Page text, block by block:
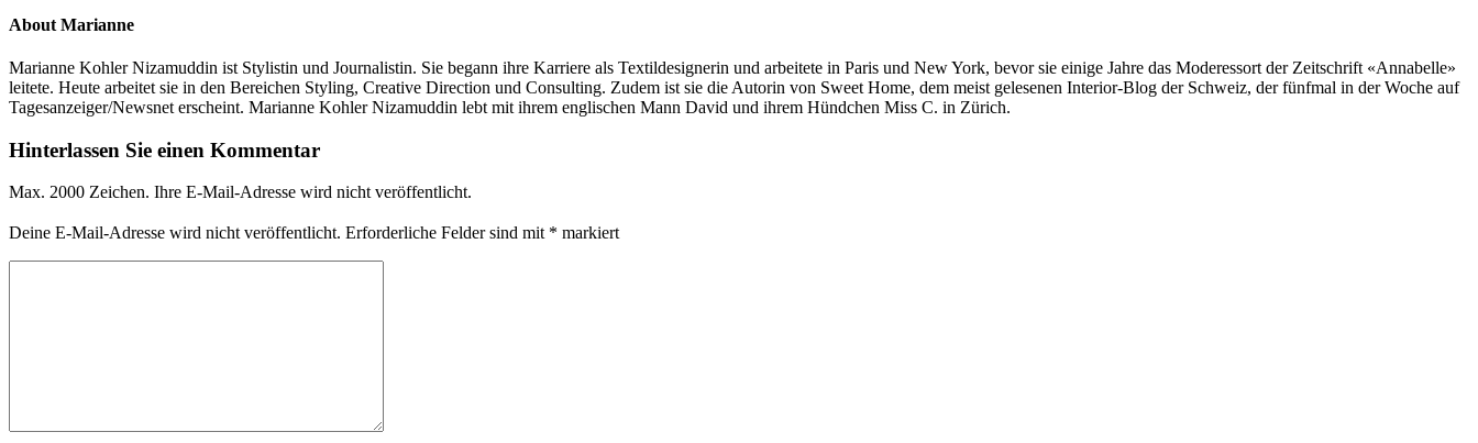
About Marianne
Marianne Kohler Nizamuddin ist Stylistin und Journalistin. Sie begann ihre Karriere als Textildesignerin und arbeitete in Paris und New York, bevor sie einige Jahre das Moderessort der Zeitschrift «Annabelle»
leitete. Heute arbeitet sie in den Bereichen Styling, Creative Direction und Consulting. Zudem ist sie die Autorin von Sweet Home, dem meist gelesenen Interior-Blog der Schweiz, der fünfmal in der Woche auf
Tagesanzeiger/Newsnet erscheint. Marianne Kohler Nizamuddin lebt mit ihrem englischen Mann David und ihrem Hündchen Miss C. in Zürich.
Hinterlassen Sie einen Kommentar
Max. 2000 Zeichen. Ihre E-Mail-Adresse wird nicht veröffentlicht.
Deine E-Mail-Adresse wird nicht veröffentlicht. Erforderliche Felder sind mit * markiert